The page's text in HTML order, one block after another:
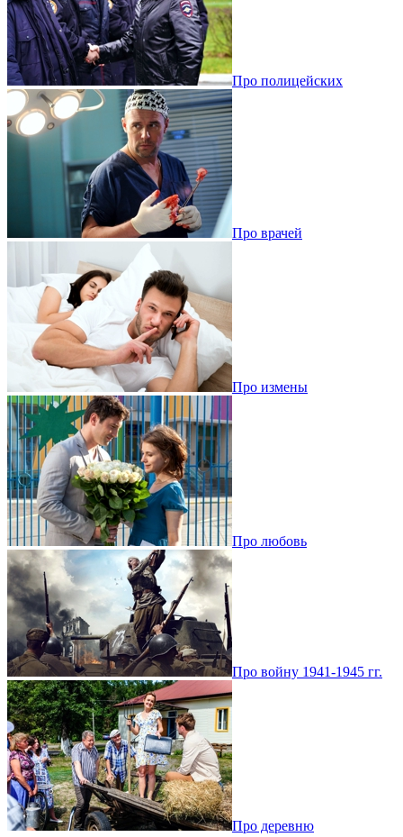
Про полицейских
Про врачей
Про измены
Про любовь
Про войну 1941-1945 гг.
Про деревню